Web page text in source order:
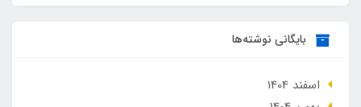
بایگانی نوشته‌ها
اسفند 1404